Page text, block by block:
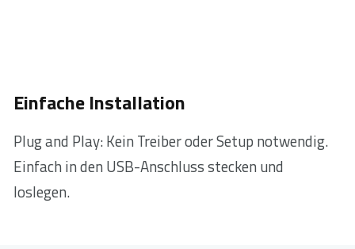
Einfache Installation
Plug and Play: Kein Treiber oder Setup notwendig.
Einfach in den USB-Anschluss stecken und
loslegen.